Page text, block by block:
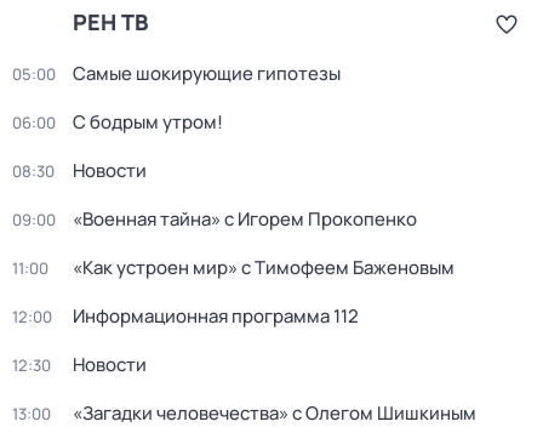
РЕН ТВ
05:00 Самые шoкиpующие гипотезы
06:00 С бодрым утром!
08:30 Новости
09:00 «Военная тайна» с Игорем Прокопенко
11:00 «Как устроен мир» с Тимофеем Баженовым
12:00 Информационная программа 112
12:30 Новости
13:00 «Загадки человечества» с Олегом Шишкиным